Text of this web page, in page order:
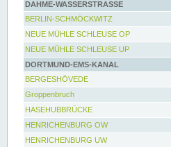
DAHME-WASSERSTRASSE
BERLIN-SCHMÖCKWITZ
NEUE MÜHLE SCHLEUSE OP
NEUE MÜHLE SCHLEUSE UP
DORTMUND-EMS-KANAL
BERGESHÖVEDE
Groppenbruch
HASEHUBBRÜCKE
HENRICHENBURG OW
HENRICHENBURG UW